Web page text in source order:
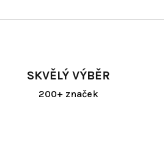
SKVĚLÝ VÝBĚR
200+ značek